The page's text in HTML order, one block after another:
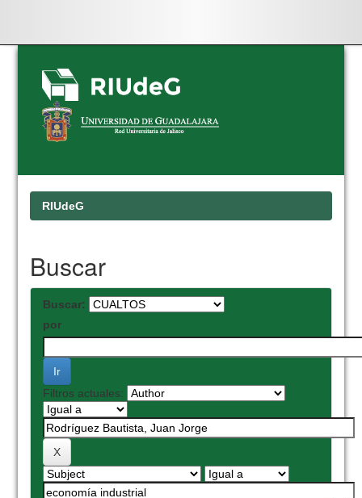
Skip
navigation
RIUdeG
Buscar
Buscar:
por
Filtros actuales: